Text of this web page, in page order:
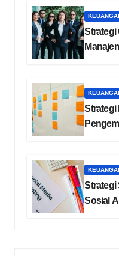
Strategi
Strategi
Strategi
Sosial